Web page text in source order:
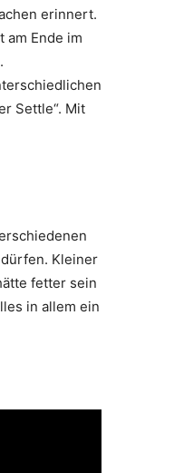
erinnert.
am Ende im
Settle“. Mit
Kleiner
fetter sein
in allem ein